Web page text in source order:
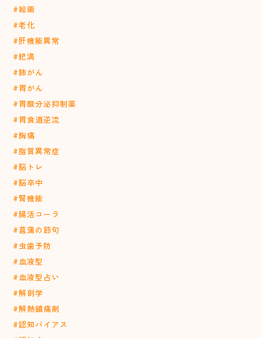
#絵画
#老化
#肝機能異常
#肥満
#肺がん
#胃がん
#胃酸分泌抑制薬
#胃食道逆流
#胸痛
#脂質異常症
#脳トレ
#脳卒中
#腎機能
#腸活コーラ
#菖蒲の節句
#虫歯予防
#血液型
#血液型占い
#解剖学
#解熱鎮痛剤
#認知バイアス